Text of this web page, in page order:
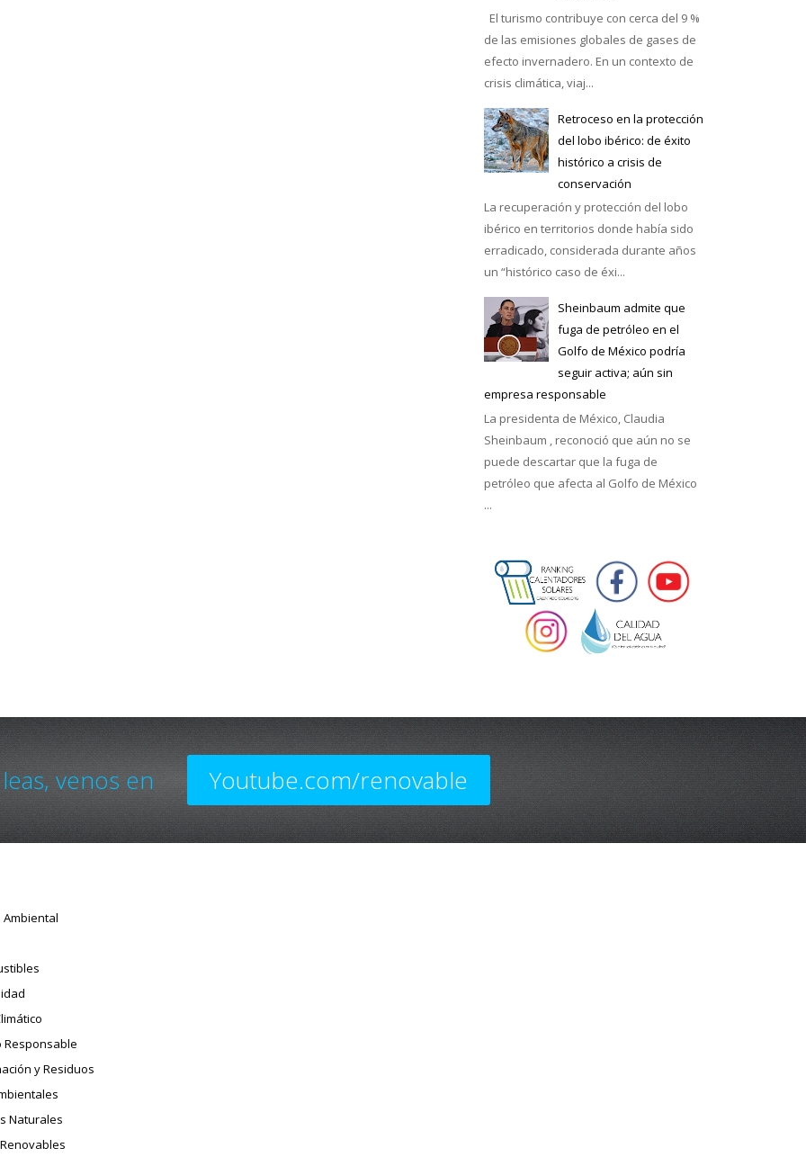
El turismo contribuye con cerca del 9 %
de las emisiones globales de gases de
efecto invernadero. En un contexto de
crisis climática, viaj...
Retroceso en la protección
del lobo ibérico: de éxito
histórico a crisis de
conservación
La recuperación y protección del lobo
ibérico en territorios donde había sido
erradicado, considerada durante años
un “histórico caso de éxi...
Sheinbaum admite que
fuga de petróleo en el
Golfo de México podría
seguir activa; aún sin
empresa responsable
La presidenta de México, Claudia
Sheinbaum , reconoció que aún no se
puede descartar que la fuga de
petróleo que afecta al Golfo de México
...
venos en Youtube.com/renovable
Ambiental
Responsable
y Residuos
Naturales